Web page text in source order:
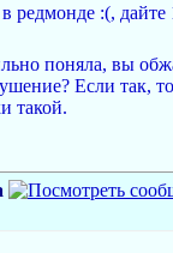
редмонде :(,
поняла, вы
Если так,
такой.